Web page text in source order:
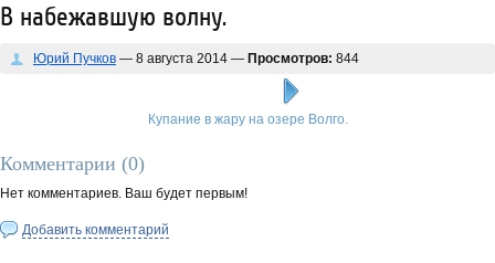
В набежавшую волну.
Юрий Пучков — 8 августа 2014 — Просмотров: 844
Купание в жару на озере Волго.
Комментарии (0)
Нет комментариев. Ваш будет первым!
Добавить комментарий